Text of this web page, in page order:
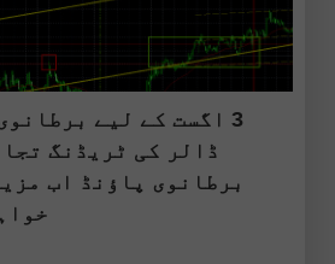
3 اگست کے لیے
ڈالر کی ٹریڈنگ
برطانوی پاؤنڈ اب